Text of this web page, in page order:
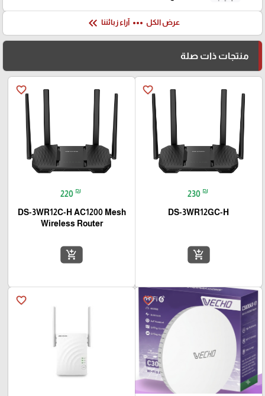
عرض الكل more_horiz آراء زبائننا keyboard_double_arrow_left
منتجات ذات صلة
favorite_border
230 ₪
DS-3WR12GC-H
add_shopping_cart
favorite_border
220 ₪
DS-3WR12C-H AC1200 Mesh
Wireless Router
add_shopping_cart
favorite_border
favorite_border